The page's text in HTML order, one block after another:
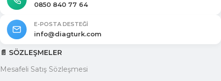
0850 840 77 64
E-POSTA DESTEĞI
info@diagturk.com
📄 SÖZLEŞMELER
Mesafeli Satış Sözleşmesi